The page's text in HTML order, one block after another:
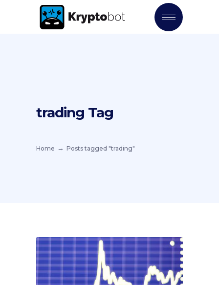
trading Tag
Home Posts tagged "trading"